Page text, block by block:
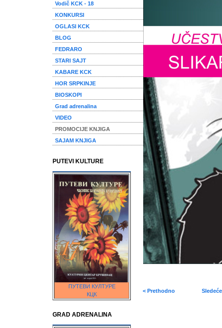
Vodič KCK - 18
KONKURSI
OGLASI KCK
BLOG
FEDRARO
STARI SAJT
KABARE KCK
HOR SRPKINJE
BIOSKOPI
Grad adrenalina
VIDEO
PROMOCIJE KNJIGA
SAJAM KNJIGA
PUTEVI KULTURE
ПУТЕВИ КУЛТУРЕ
КЦК
GRAD ADRENALINA
< Prethodno